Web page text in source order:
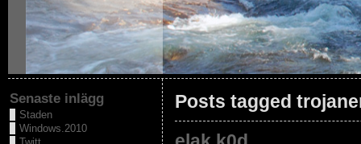
Posts tagged
Senaste inlägg
Staden
Windows.2010